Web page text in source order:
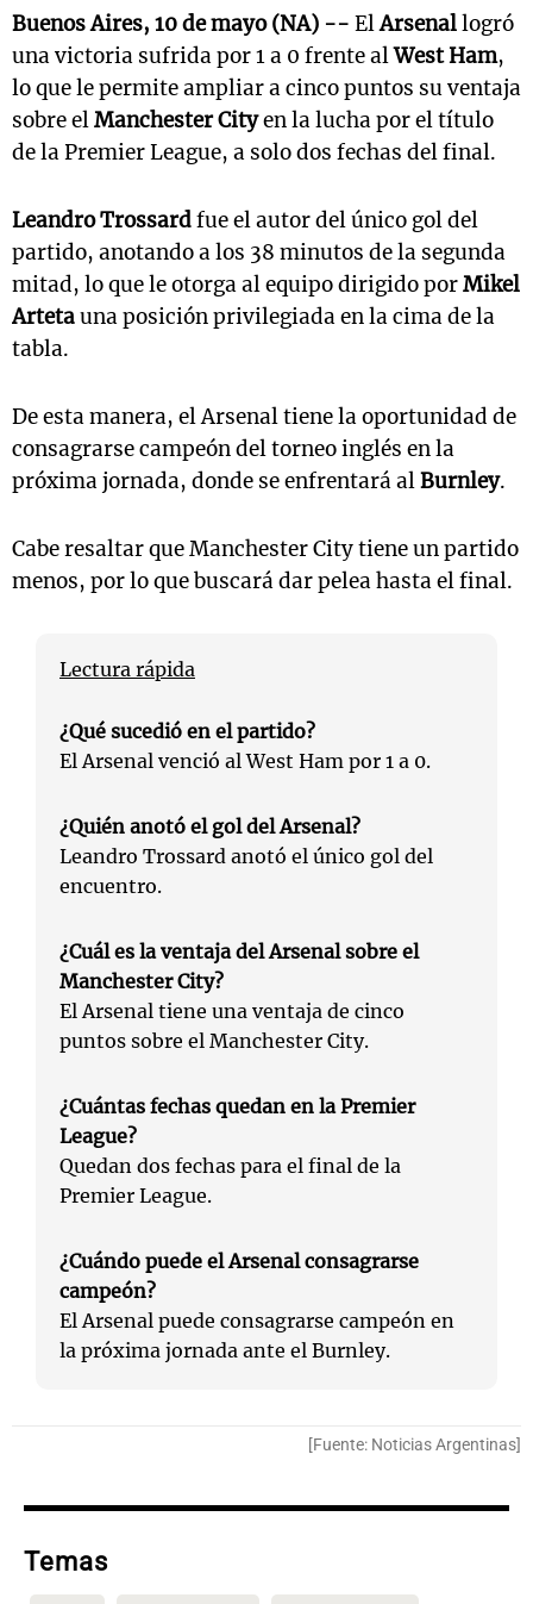
Buenos Aires, 10 de mayo (NA) -- ElArsenallogró
una victoria sufrida por 1 a 0 frente alWest Ham,
lo que le permite ampliar a cinco puntos su ventaja
sobre elManchester Cityen la lucha por el título
de la Premier League, a solo dos fechas del final.
Leandro Trossardfue el autor del único gol del
partido, anotando a los 38 minutos de la segunda
mitad, lo que le otorga al equipo dirigido porMikel
Artetauna posición privilegiada en la cima de la
tabla.
De esta manera, el Arsenal tiene la oportunidad de
consagrarse campeón del torneo inglés en la
próxima jornada, donde se enfrentará alBurnley.
Cabe resaltar que Manchester City tiene un partido
menos, por lo que buscará dar pelea hasta el final.
Lectura rápida
¿Qué sucedió en el partido?
El Arsenal venció al West Ham por 1 a 0.
¿Quién anotó el gol del Arsenal?
Leandro Trossard anotó el único gol del
encuentro.
¿Cuál es la ventaja del Arsenal sobre el
Manchester City?
El Arsenal tiene una ventaja de cinco
puntos sobre el Manchester City.
¿Cuántas fechas quedan en la Premier
League?
Quedan dos fechas para el final de la
Premier League.
¿Cuándo puede el Arsenal consagrarse
campeón?
El Arsenal puede consagrarse campeón en
la próxima jornada ante el Burnley.
[Fuente: Noticias Argentinas]
Temas